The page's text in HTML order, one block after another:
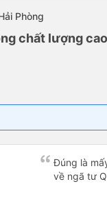
Phòng
chất lượng
Đúng là
về ngã tư